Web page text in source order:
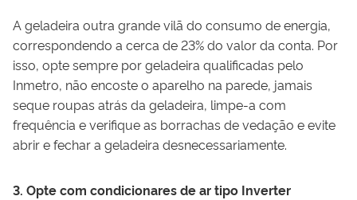
A geladeira outra grande vilã do consumo de energia,
correspondendo a cerca de 23% do valor da conta. Por
isso, opte sempre por geladeira qualificadas pelo
Inmetro, não encoste o aparelho na parede, jamais
seque roupas atrás da geladeira, limpe-a com
frequência e verifique as borrachas de vedação e evite
abrir e fechar a geladeira desnecessariamente.
3. Opte com condicionares de ar tipo Inverter